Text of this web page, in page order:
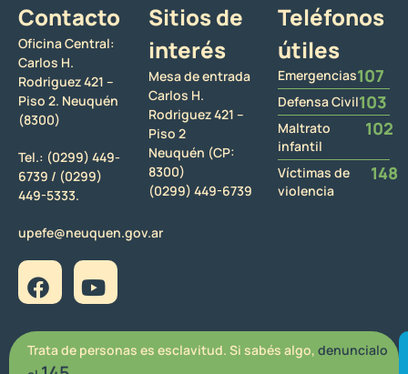
Contacto
Oficina Central:
Carlos H.
Rodriguez 421 –
Piso 2. Neuquén
(8300)
Tel.: (0299) 449-
6739 / (0299)
449-5333.
upefe@neuquen.gov.ar
Sitios de
interés
Mesa de entrada
Carlos H.
Rodriguez 421 –
Piso 2
Neuquén (CP:
8300)
(0299) 449-6739
Teléfonos
útiles
Emergencias107
Defensa Civil103
Maltrato
infantil
102
Víctimas de
violencia
148
Trata de personas es esclavitud. Si sabés algo, denuncialo